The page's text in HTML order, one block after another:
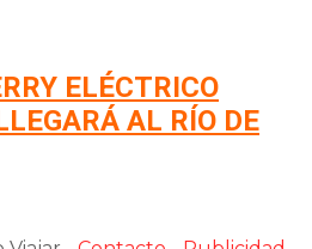
ELÉCTRICO
AL RÍO DE